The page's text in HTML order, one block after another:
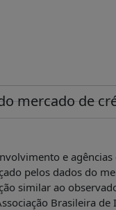
mercado de
e
pelos dados do
similar ao
Brasileira